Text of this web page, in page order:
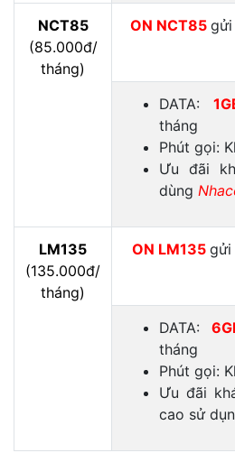
NCT85
(85.000đ/
tháng)
ON NCT85 gửi
DATA:
tháng
Phút gọi:
Ưu đãi
dùng
LM135
(135.000đ/
tháng)
ON LM135 gửi
DATA:
tháng
Phút gọi:
Ưu đãi
cao sử